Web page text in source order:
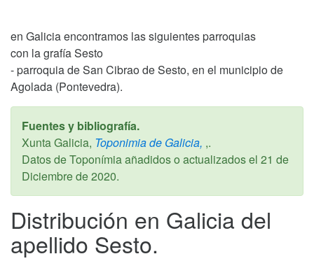
en Galicia encontramos las siguientes parroquias
con la grafía Sesto
- parroquia de San Cibrao de Sesto, en el municipio de
Agolada (Pontevedra).
Fuentes y bibliografía.
Xunta Galicia, Toponimia de Galicia, ,.
Datos de Toponímia añadidos o actualizados el 21 de
Diciembre de 2020.
Distribución en Galicia del
apellido Sesto.